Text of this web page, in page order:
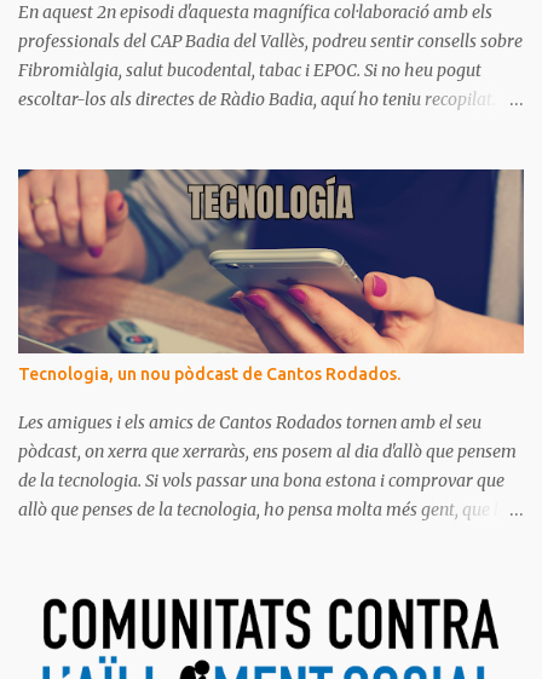
En aquest 2n episodi d'aquesta magnífica col·laboració amb els
professionals del CAP Badia del Vallès, podreu sentir consells sobre
Fibromiàlgia, salut bucodental, tabac i EPOC. Si no heu pogut
escoltar-los als directes de Ràdio Badia, aquí ho teniu recopilat.
Tecnologia, un nou pòdcast de Cantos Rodados.
Les amigues i els amics de Cantos Rodados tornen amb el seu
pòdcast, on xerra que xerraràs, ens posem al dia d'allò que pensem
de la tecnologia. Si vols passar una bona estona i comprovar que
allò que penses de la tecnologia, ho pensa molta més gent, que la
Ja saps el que diem, no t'ho pots perdre!